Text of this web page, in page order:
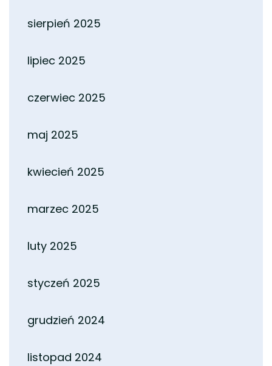
sierpień 2025
lipiec 2025
czerwiec 2025
maj 2025
kwiecień 2025
marzec 2025
luty 2025
styczeń 2025
grudzień 2024
listopad 2024